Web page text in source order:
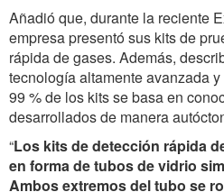
Añadió que, durante la reciente
empresa presentó sus kits de
rápida de gases. Además,
tecnología altamente avanzada
99 % de los kits se basa en
desarrollados de manera
“Los kits de detección rápida
en forma de tubos de vidrio
Ambos extremos del tubo se